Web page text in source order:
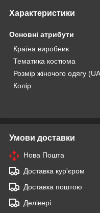
Характеристики
Основні атрибути
Країна виробник
Тематика костюма
Розмір жіночого одягу
Колір
Умови доставки
Нова Пошта
Доставка кур'єром
Доставка поштою
Делівері